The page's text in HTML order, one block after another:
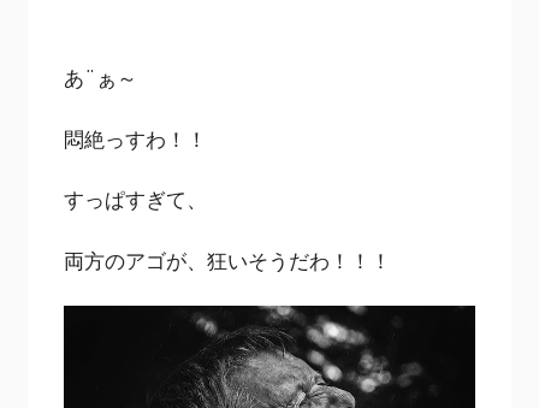
あ¨ぁ～
悶絶っすわ！！
すっぱすぎて、
両方のアゴが、狂いそうだわ！！！